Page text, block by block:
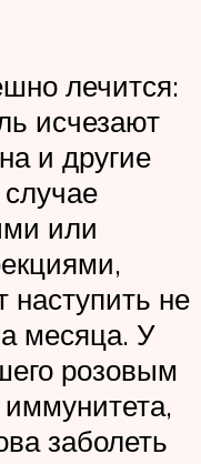
лечится:
исчезают
и другие
или
не
месяца. У
розовым
заболеть